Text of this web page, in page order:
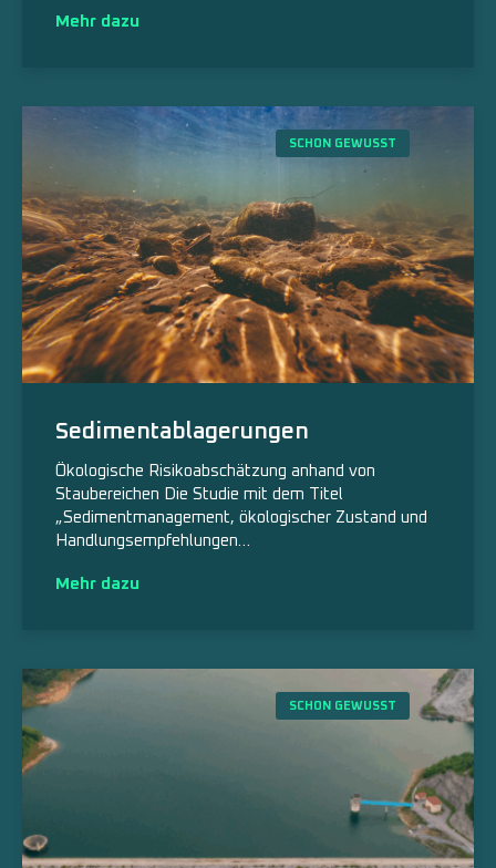
Mehr dazu
SCHON GEWUSST
Sedimentablagerungen
Ökologische Risikoabschätzung anhand von
Staubereichen Die Studie mit dem Titel
„Sedimentmanagement, ökologischer Zustand und
Handlungsempfehlungen…
Mehr dazu
SCHON GEWUSST